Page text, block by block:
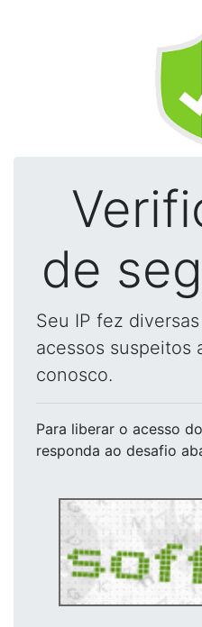
de
Seu IP fez
acessos suspeitos
conosco.
Para liberar o acesso
responda ao desafio